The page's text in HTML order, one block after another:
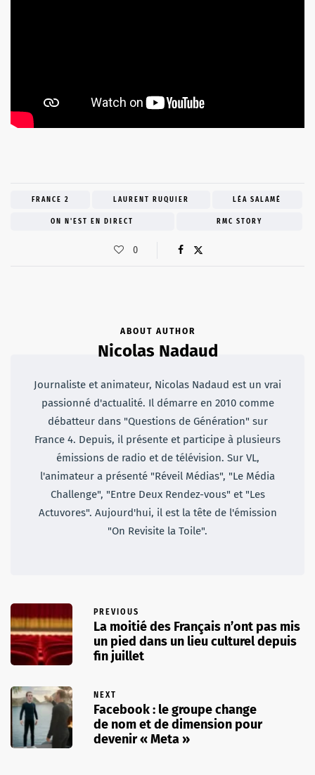
FRANCE 2 LAURENT RUQUIER LÉA SALAMÉ
ON N'EST EN DIRECT RMC STORY
0
ABOUT AUTHOR
Nicolas Nadaud
Journaliste et animateur, Nicolas Nadaud est un vrai
passionné d'actualité. Il démarre en 2010 comme
débatteur dans "Questions de Génération" sur
France 4. Depuis, il présente et participe à plusieurs
émissions de radio et de télévision. Sur VL,
l'animateur a présenté "Réveil Médias", "Le Média
Challenge", "Entre Deux Rendez-vous" et "Les
Actuvores". Aujourd'hui, il est la tête de l'émission
"On Revisite la Toile".
PREVIOUS
La moitié des Français n’ont pas mis
un pied dans un lieu culturel depuis
fin juillet
NEXT
Facebook : le groupe change
de nom et de dimension pour
devenir « Meta »